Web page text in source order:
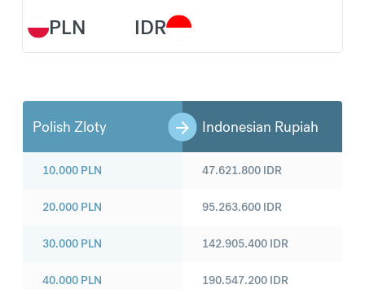
PLN IDR
Polish Zloty Indonesian Rupiah
10.000 PLN
20.000 PLN
30.000 PLN
40.000 PLN
47.621.800 IDR
95.263.600 IDR
142.905.400 IDR
190.547.200 IDR